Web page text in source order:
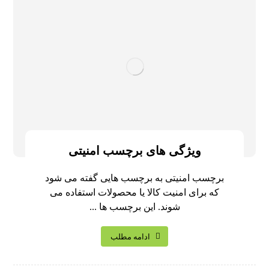
ویژگی های برچسب امنیتی
برچسب امنیتی به برچسب هایی گفته می شود
که برای امنیت کالا یا محصولات استفاده می
شوند. این برچسب ها ...
ادامه مطلب